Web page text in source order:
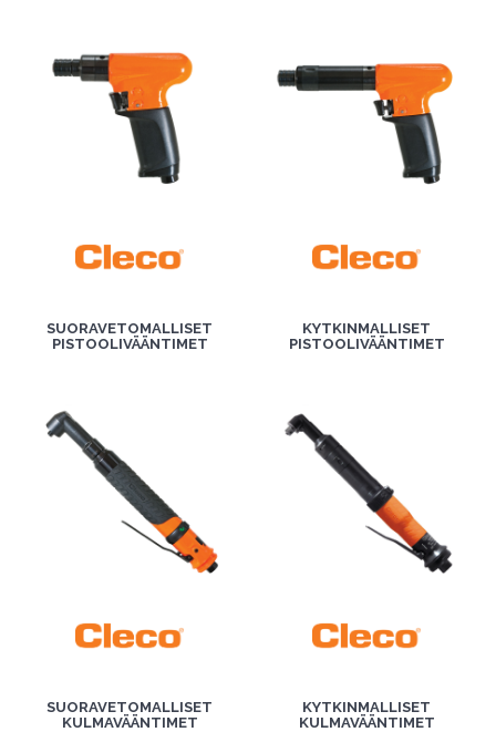
SUORAVETOMALLISET
PISTOOLIVÄÄNTIMET
KYTKINMALLISET
PISTOOLIVÄÄNTIMET
SUORAVETOMALLISET
KULMAVÄÄNTIMET
KYTKINMALLISET
KULMAVÄÄNTIMET